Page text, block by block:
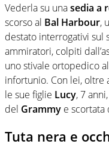
Vederla su unasedia a
scorso al Bal Harbour,
destato interrogativi sul
ammiratori, colpiti
uno stivale ortopedico
infortunio. Con lei, oltre
le sue figlie Lucy, 7
del Grammy e scortata
Tuta nera e